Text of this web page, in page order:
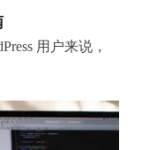
用户来说，